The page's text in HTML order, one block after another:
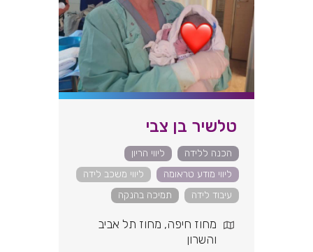
טלשיר בן צבי
הכנה ללידה
ליווי הריון
ליווי מודע טראומה
ליווי משכב לידה
עיבוד לידה
תמיכה בהנקה
מחוז חיפה, מחוז תל אביב
והשרון